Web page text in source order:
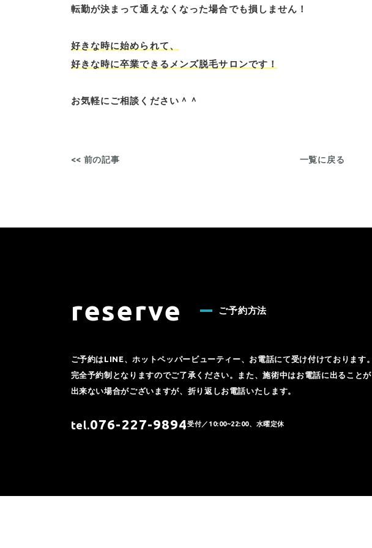
転勤が決まって通えなくなった場合でも損しません！
好きな時に始められて、
好きな時に卒業できるメンズ脱毛サロンです！
お気軽にご相談ください＾＾
<< 前の記事 一覧に戻る
reserve ご予約方法
ご予約はLINE、ホットペッパービューティー、お電話にて受け付けております。
完全予約制となりますのでご了承ください。また、施術中はお電話に出ることが
出来ない場合がございますが、折り返しお電話いたします。
tel.076-227-9894受付／10:00~22:00、水曜定休